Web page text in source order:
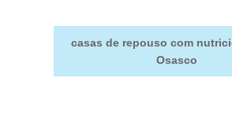
casas de repouso com
Osasco